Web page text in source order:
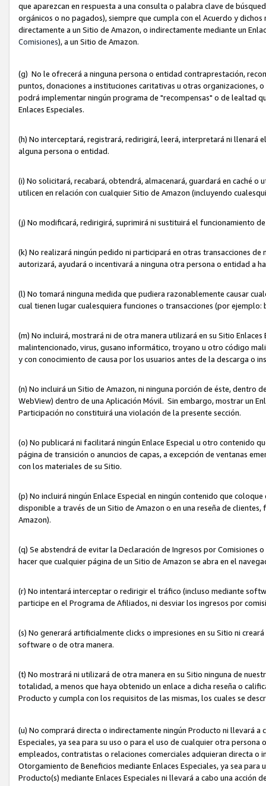
que aparezcan en respuesta a una consulta o palabra clave de
orgánicos o no pagados), siempre que cumpla con el Acuerdo y
directamente a un Sitio de Amazon, o indirectamente mediante un
Comisiones), a un Sitio de Amazon.
(g) No le ofrecerá a ninguna persona o entidad contraprestación,
puntos, donaciones a instituciones caritativas u otras organizaciones,
podrá implementar ningún programa de "recompensas" o de lealtad
Enlaces Especiales.
(h) No interceptará, registrará, redirigirá, leerá, interpretará ni
alguna persona o entidad.
(i) No solicitará, recabará, obtendrá, almacenará, guardará en caché
utilicen en relación con cualquier Sitio de Amazon (incluyendo
(j) No modificará, redirigirá, suprimirá ni sustituirá el funcionamiento
(k) No realizará ningún pedido ni participará en otras transacciones
autorizará, ayudará o incentivará a ninguna otra persona o entidad a
(l) No tomará ninguna medida que pudiera razonablemente causar
cual tienen lugar cualesquiera funciones o transacciones (por
(m) No incluirá, mostrará ni de otra manera utilizará en su Sitio
malintencionado, virus, gusano informático, troyano u otro código
y con conocimiento de causa por los usuarios antes de la descarga
(n) No incluirá un Sitio de Amazon, ni ninguna porción de éste,
WebView) dentro de una Aplicación Móvil. Sin embargo, mostrar un
Participación no constituirá una violación de la presente sección.
(o) No publicará ni facilitará ningún Enlace Especial u otro contenido
página de transición o anuncios de capas, a excepción de ventanas
con los materiales de su Sitio.
(p) No incluirá ningún Enlace Especial en ningún contenido que
disponible a través de un Sitio de Amazon o en una reseña de
Amazon).
(q) Se abstendrá de evitar la Declaración de Ingresos por
hacer que cualquier página de un Sitio de Amazon se abra en el
(r) No intentará interceptar o redirigir el tráfico (incluso mediante
participe en el Programa de Afiliados, ni desviar los ingresos por
(s) No generará artificialmente clicks o impresiones en su Sitio ni
software o de otra manera.
(t) No mostrará ni utilizará de otra manera en su Sitio ninguna de
totalidad, a menos que haya obtenido un enlace a dicha reseña o
Producto y cumpla con los requisitos de las mismas, los cuales se
(u) No comprará directa o indirectamente ningún Producto ni llevará a
Especiales, ya sea para su uso o para el uso de cualquier otra
empleados, contratistas o relaciones comerciales adquieran directa o
Otorgamiento de Beneficios mediante Enlaces Especiales, ya sea
Producto(s) mediante Enlaces Especiales ni llevará a cabo una